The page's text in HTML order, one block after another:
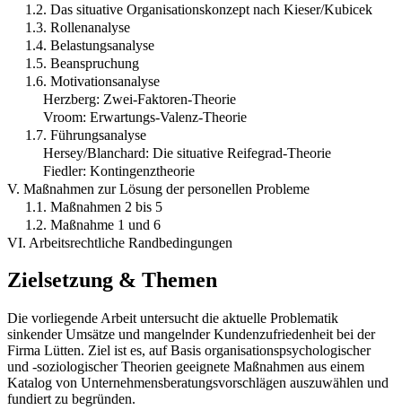
1.2. Das situative Organisationskonzept nach Kieser/Kubicek
1.3. Rollenanalyse
1.4. Belastungsanalyse
1.5. Beanspruchung
1.6. Motivationsanalyse
Herzberg: Zwei-Faktoren-Theorie
Vroom: Erwartungs-Valenz-Theorie
1.7. Führungsanalyse
Hersey/Blanchard: Die situative Reifegrad-Theorie
Fiedler: Kontingenztheorie
V. Maßnahmen zur Lösung der personellen Probleme
1.1. Maßnahmen 2 bis 5
1.2. Maßnahme 1 und 6
VI. Arbeitsrechtliche Randbedingungen
Zielsetzung & Themen
Die vorliegende Arbeit untersucht die aktuelle Problematik
sinkender Umsätze und mangelnder Kundenzufriedenheit bei der
Firma Lütten. Ziel ist es, auf Basis organisationspsychologischer
und -soziologischer Theorien geeignete Maßnahmen aus einem
Katalog von Unternehmensberatungsvorschlägen auszuwählen und
fundiert zu begründen.